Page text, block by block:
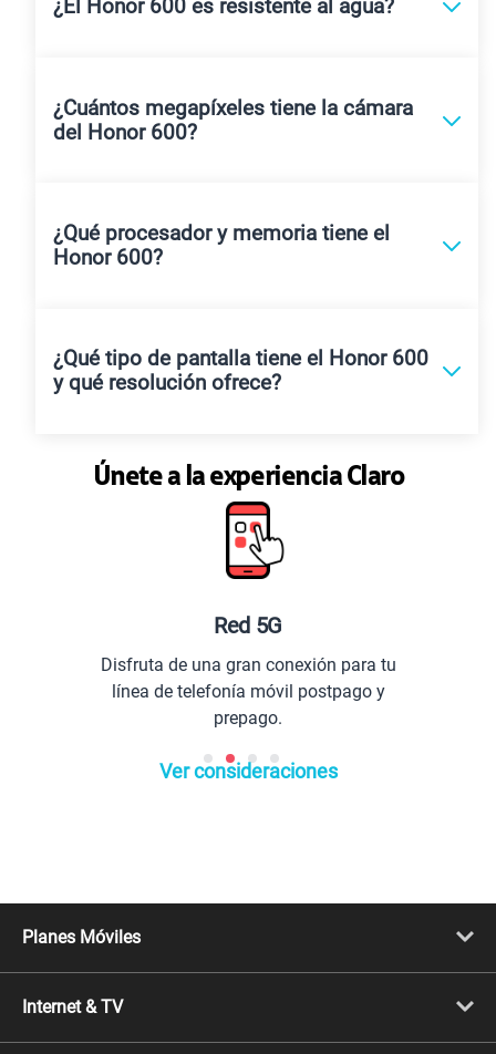
¿El Honor 600 es resistente al agua?
¿Cuántos megapíxeles tiene la cámara
del Honor 600?
¿Qué procesador y memoria tiene el
Honor 600?
¿Qué tipo de pantalla tiene el Honor 600
y qué resolución ofrece?
Únete a la experiencia Claro
de una gran conexión para tu
de telefonía móvil postpago y
Ver consideraciones
Planes Móviles
Línea Nueva
Línea Adicional
Internet & TV